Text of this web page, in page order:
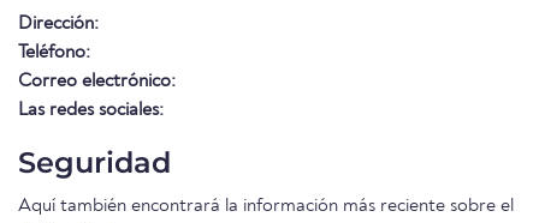
Dirección:
Teléfono:
Correo electrónico:
Las redes sociales:
Seguridad
Aquí también encontrará la información más reciente sobre el